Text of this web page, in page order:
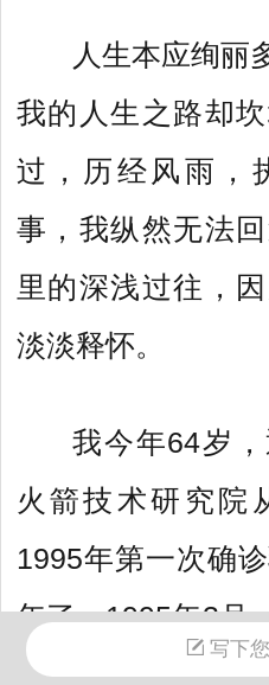
人生本应绚丽
我的人生之路却
过，历经风雨，
事，我纵然无法
里的深浅过往，
淡淡释怀。
我今年64岁
火箭技术研究院
1995年第一次确
年了。1995年3月
肿瘤筛查中，查
写下